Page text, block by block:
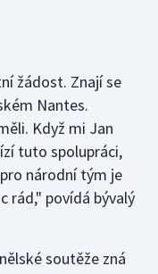
žádost. Znají se
Nantes.
Když mi Jan
tuto spolupráci,
národní tým je
rád," povídá bývalý
soutěže zná